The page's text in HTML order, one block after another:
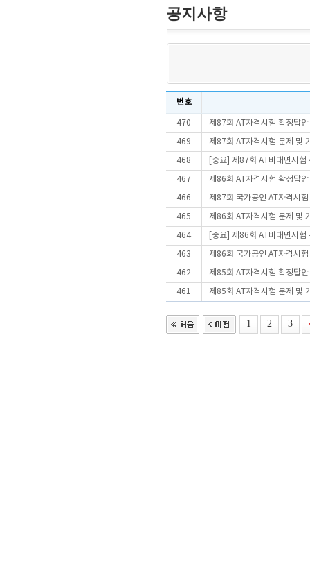
공지사항
번호
470 제87회 AT자격시험 확정답
469 제87회 AT자격시험 문제 및
468 [중요] 제87회 AT비대면시험
467 제86회 AT자격시험 확정답
466 제87회 국가공인 AT자격시
465 제86회 AT자격시험 문제 및
464 [중요] 제86회 AT비대면시험
463 제86회 국가공인 AT자격시
462 제85회 AT자격시험 확정답
461 제85회 AT자격시험 문제 및
1 2 3